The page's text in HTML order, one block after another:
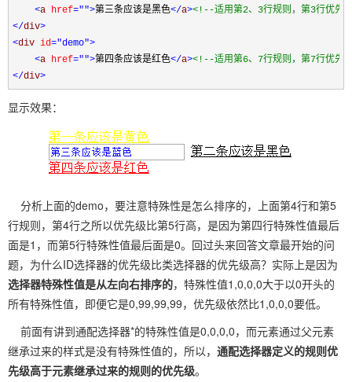
<a href="">第三条应该是黑色</a><!--适用第2、3行规则，第3行优先
</div>
<div id="demo">
<a href="">第四条应该是红色</a><!--适用第6、7行规则，第7行优先
</div>
显示效果：
分析上面的demo，要注意特殊性是怎么排序的，上面第4行和第5
行规则，第4行之所以优先级比第5行高，是因为第四行特殊性值最后
面是1，而第5行特殊性值最后面是0。回过头来回答文章最开始的问
题，为什么ID选择器的优先级比类选择器的优先级高？实际上是因为
选择器特殊性值是从左向右排序的，特殊性值1,0,0,0大于以0开头的
所有特殊性值，即便它是0,99,99,99，优先级依然比1,0,0,0要低。
前面有讲到通配选择器*的特殊性值是0,0,0,0，而元素通过父元素
继承过来的样式是没有特殊性值的，所以， 通配选择器定义的规则优
先级高于元素继承过来的规则的优先级。